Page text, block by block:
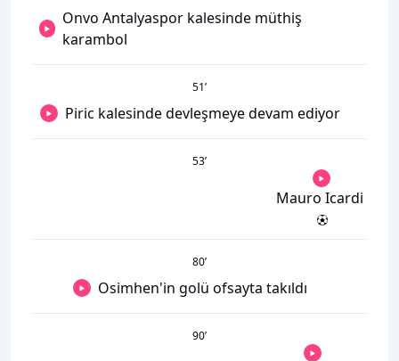
Onvo Antalyaspor kalesinde müthiş
karambol
51’
Piric kalesinde devleşmeye devam ediyor
53’
Mauro Icardi
80’
Osimhen'in golü ofsayta takıldı
90’